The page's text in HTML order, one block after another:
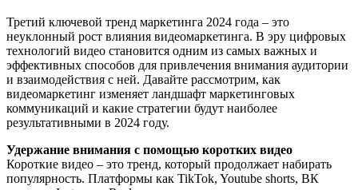
Третий ключевой тренд маркетинга 2024 года – это
неуклонный рост влияния видеомаркетинга. В эру цифровых
технологий видео становится одним из самых важных и
эффективных способов для привлечения внимания аудитории
и взаимодействия с ней. Давайте рассмотрим, как
видеомаркетинг изменяет ландшафт маркетинговых
коммуникаций и какие стратегии будут наиболее
результативными в 2024 году.
Удержание внимания с помощью коротких видео
Короткие видео – это тренд, который продолжает набирать
популярность. Платформы как TikTok, Youtube shorts, ВК